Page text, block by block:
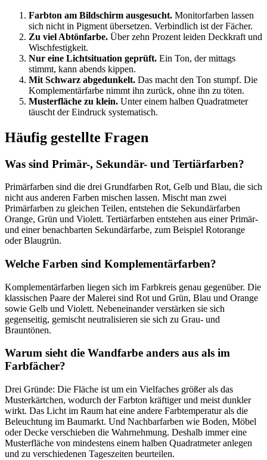
Farbton am Bildschirm ausgesucht. Monitorfarben lassen
sich nicht in Pigment übersetzen. Verbindlich ist der Fächer.
Zu viel Abtönfarbe. Über zehn Prozent leiden Deckkraft und
Wischfestigkeit.
Nur eine Lichtsituation geprüft. Ein Ton, der mittags
stimmt, kann abends kippen.
Mit Schwarz abgedunkelt. Das macht den Ton stumpf. Die
Komplementärfarbe nimmt ihn zurück, ohne ihn zu töten.
Musterfläche zu klein. Unter einem halben Quadratmeter
täuscht der Eindruck systematisch.
Häufig gestellte Fragen
Was sind Primär-, Sekundär- und Tertiärfarben?
Primärfarben sind die drei Grundfarben Rot, Gelb und Blau, die sich
nicht aus anderen Farben mischen lassen. Mischt man zwei
Primärfarben zu gleichen Teilen, entstehen die Sekundärfarben
Orange, Grün und Violett. Tertiärfarben entstehen aus einer Primär-
und einer benachbarten Sekundärfarbe, zum Beispiel Rotorange
oder Blaugrün.
Welche Farben sind Komplementärfarben?
Komplementärfarben liegen sich im Farbkreis genau gegenüber. Die
klassischen Paare der Malerei sind Rot und Grün, Blau und Orange
sowie Gelb und Violett. Nebeneinander verstärken sie sich
gegenseitig, gemischt neutralisieren sie sich zu Grau- und
Brauntönen.
Warum sieht die Wandfarbe anders aus als im
Farbfächer?
Drei Gründe: Die Fläche ist um ein Vielfaches größer als das
Musterkärtchen, wodurch der Farbton kräftiger und meist dunkler
wirkt. Das Licht im Raum hat eine andere Farbtemperatur als die
Beleuchtung im Baumarkt. Und Nachbarfarben wie Boden, Möbel
oder Decke verschieben die Wahrnehmung. Deshalb immer eine
Musterfläche von mindestens einem halben Quadratmeter anlegen
und zu verschiedenen Tageszeiten beurteilen.